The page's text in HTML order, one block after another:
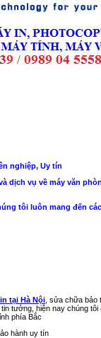
nghiệp, Uy tín
dịch vụ về máy văn
tôi luôn mang đến
tại Hà Nội , sửa chữa
tưởng, hiện nay chúng
phía Bắc
hành uy tín